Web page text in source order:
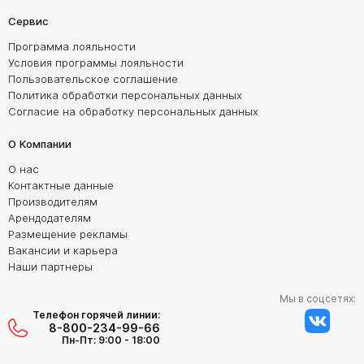
Сервис
Программа лояльности
Условия программы лояльности
Пользовательское соглашение
Политика обработки персональных данных
Согласие на обработку персональных данных
О Компании
О нас
Контактные данные
Производителям
Арендодателям
Размещение рекламы
Вакансии и карьера
Наши партнеры
Телефон горячей линии:
8-800-234-99-66
Пн-Пт: 9:00 - 18:00
Мы в соцсетях: